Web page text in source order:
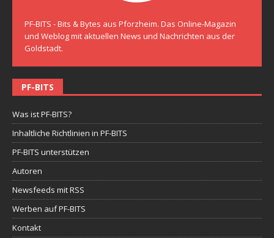
PF-BITS - Bits & Bytes aus Pforzheim. Das Online-Magazin
und Weblog mit aktuellen News und Nachrichten aus der
Goldstadt.
PF-BITS
Was ist PF-BITS?
Inhaltliche Richtlinien in PF-BITS
PF-BITS unterstützen
Autoren
Newsfeeds mit RSS
Werben auf PF-BITS
Kontakt